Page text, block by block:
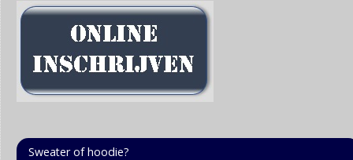
Sweater of hoodie?